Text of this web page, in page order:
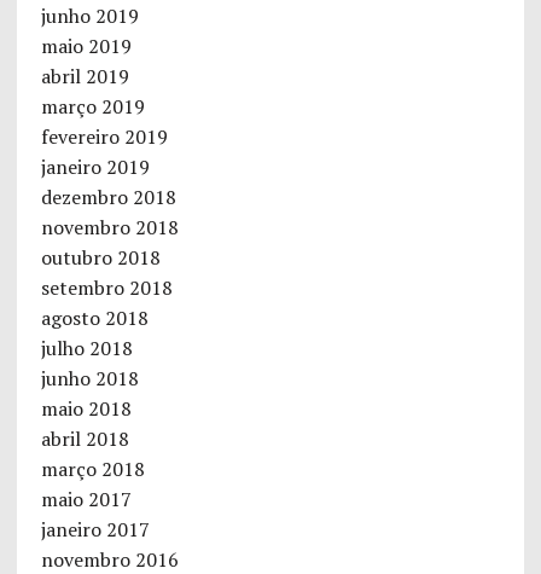
junho 2019
maio 2019
abril 2019
março 2019
fevereiro 2019
janeiro 2019
dezembro 2018
novembro 2018
outubro 2018
setembro 2018
agosto 2018
julho 2018
junho 2018
maio 2018
abril 2018
março 2018
maio 2017
janeiro 2017
novembro 2016